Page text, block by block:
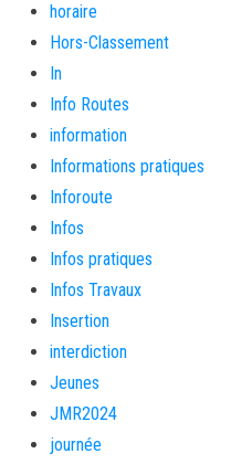
horaire
Hors-Classement
In
Info Routes
information
Informations pratiques
Inforoute
Infos
Infos pratiques
Infos Travaux
Insertion
interdiction
Jeunes
JMR2024
journée